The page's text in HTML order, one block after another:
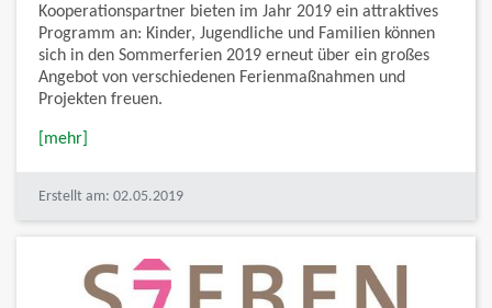
Kooperationspartner bieten im Jahr 2019 ein attraktives
Programm an: Kinder, Jugendliche und Familien können
sich in den Sommerferien 2019 erneut über ein großes
Angebot von verschiedenen Ferienmaßnahmen und
Projekten freuen.
[mehr]
Erstellt am: 02.05.2019